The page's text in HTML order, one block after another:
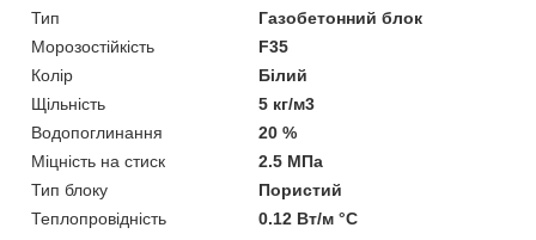
Тип
Газобетонний блок
Морозостійкість
F35
Колір
Білий
Щільність
5 кг/м3
Водопоглинання
20 %
Міцність на стиск
2.5 МПа
Тип блоку
Пористий
Теплопровідність
0.12 Вт/м °С